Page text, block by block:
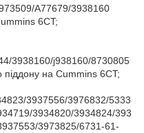
A77679/3938160
6CT;
3938160/j938160/8730805
на Cummins 6CT;
3937556/3976832/5333
3934820/3934824/393
3973825/6731-61-